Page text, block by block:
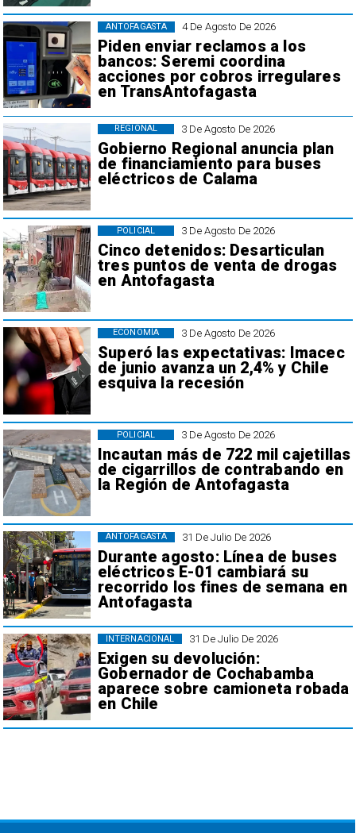
4 De Agosto De 2026
Piden enviar reclamos a los
bancos: Seremi coordina
acciones por cobros irregulares
en TransAntofagasta
ANTOFAGASTA
3 De Agosto De 2026
Gobierno Regional anuncia plan
de financiamiento para buses
eléctricos de Calama
REGIONAL
3 De Agosto De 2026
Cinco detenidos: Desarticulan
tres puntos de venta de drogas
en Antofagasta
POLICIAL
3 De Agosto De 2026
Superó las expectativas: Imacec
de junio avanza un 2,4% y Chile
esquiva la recesión
ECONOMÍA
3 De Agosto De 2026
Incautan más de 722 mil cajetillas
de cigarrillos de contrabando en
la Región de Antofagasta
POLICIAL
31 De Julio De 2026
Durante agosto: Línea de buses
eléctricos E-01 cambiará su
recorrido los fines de semana en
Antofagasta
ANTOFAGASTA
31 De Julio De 2026
Exigen su devolución:
Gobernador de Cochabamba
aparece sobre camioneta robada
en Chile
INTERNACIONAL